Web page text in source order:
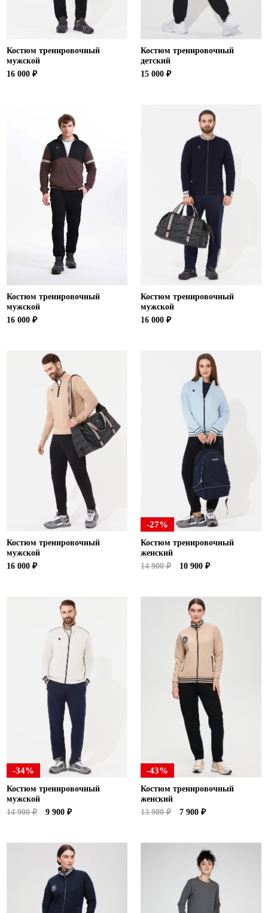
Костюм тренировочный
мужской
16 000 ₽
Костюм тренировочный
детский
15 000 ₽
Костюм тренировочный
мужской
16 000 ₽
Костюм тренировочный
мужской
16 000 ₽
Костюм тренировочный
мужской
16 000 ₽
-27%
Костюм тренировочный
женский
14 900 ₽
10 900 ₽
-34%
Костюм тренировочный
мужской
14 900 ₽
9 900 ₽
-43%
Костюм тренировочный
женский
13 900 ₽
7 900 ₽